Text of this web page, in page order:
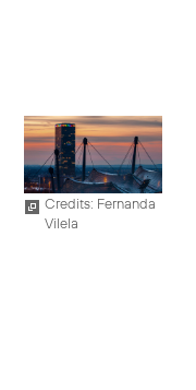
Credits: Fernanda
Vilela